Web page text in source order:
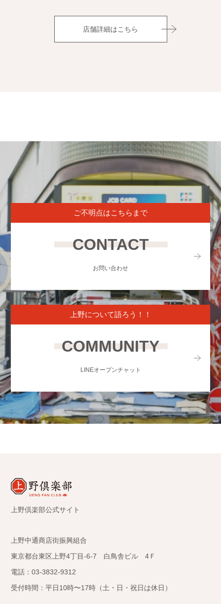
店舗詳細はこちら
ご不明点はこちらまで
CONTACT
お問い合わせ
上野について語ろう！！
COMMUNITY
LINEオープンチャット
上野倶楽部公式サイト
上野中通商店街振興組合
東京都台東区上野4丁目-6-7 白鳥舎ビル 4Ｆ
電話：03-3832-9312
受付時間：平日10時〜17時（土・日・祝日は休日）